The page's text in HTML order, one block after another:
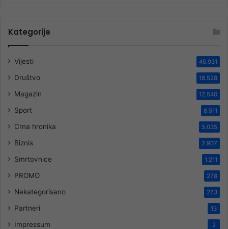
Kategorije
Vijesti 45.931
Društvo 18.528
Magazin 12.540
Sport 8.511
Crna hronika 5.035
Biznis 2.907
Smrtovnice 1.211
PROMO 278
Nekategorisano 273
Partneri 13
Impressum 2